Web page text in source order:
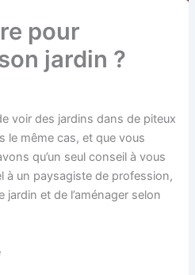
pour
jardin ?
voir des jardins dans de piteux
le même cas, et que vous
qu’un seul conseil à vous
à un paysagiste de profession,
et de l’aménager selon